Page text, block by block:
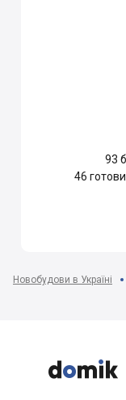
93
46
Новобудови в Україні


